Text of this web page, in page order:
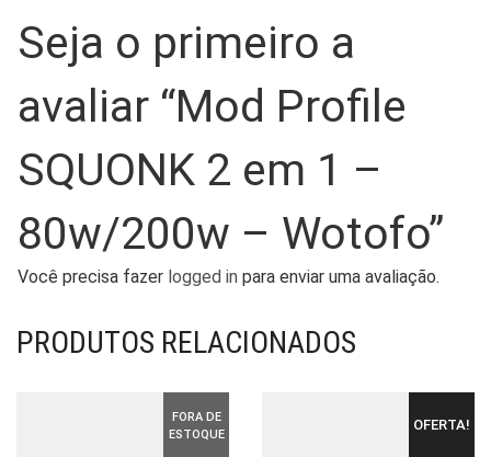
Seja o primeiro a
avaliar “Mod Profile
SQUONK 2 em 1 –
80w/200w – Wotofo”
Você precisa fazer logged in para enviar uma avaliação.
PRODUTOS RELACIONADOS
FORA DE
ESTOQUE
OFERTA!